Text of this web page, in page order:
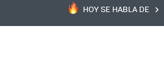
HOY SE HABLA DE